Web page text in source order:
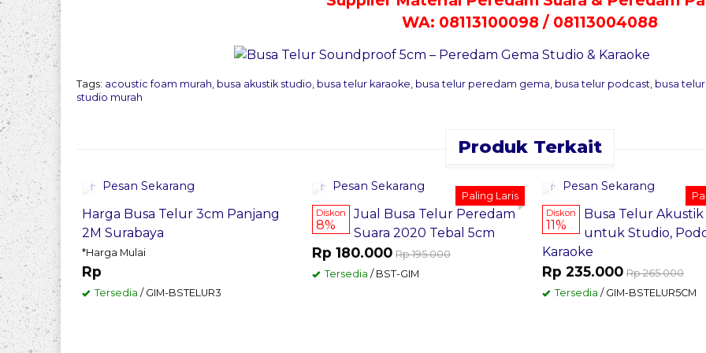
WA: 08113100098 / 08113004088
Tags: acoustic foam murah busa akustik studio busa telur karaoke busa telur peredam gema busa telur podcast busa
studio murah
Produk Terkait
Pesan Sekarang
Harga Busa Telur 3cm Panjang
2M Surabaya
*Harga Mulai
Rp
Tersedia / GIM-BSTELUR3
Pesan Sekarang
Paling Laris
Diskon
8%
Jual Busa Telur Peredam
Suara 2020 Tebal 5cm
Rp 180.000 Rp 195.000
Tersedia / BST-GIM
Pesan Sekarang
Diskon
11%
Busa Telur Akustik
untuk Studio,
Karaoke
Rp 235.000 Rp 265.000
Tersedia / GIM-BSTELUR5CM